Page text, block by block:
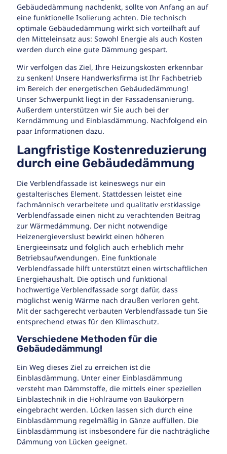
Gebäudedämmung nachdenkt, sollte von Anfang an auf
eine funktionelle Isolierung achten. Die technisch
optimale Gebäudedämmung wirkt sich vorteilhaft auf
den Mitteleinsatz aus: Sowohl Energie als auch Kosten
werden durch eine gute Dämmung gespart.
Wir verfolgen das Ziel, Ihre Heizungskosten erkennbar
zu senken! Unsere Handwerksfirma ist Ihr Fachbetrieb
im Bereich der energetischen Gebäudedämmung!
Unser Schwerpunkt liegt in der Fassadensanierung.
Außerdem unterstützen wir Sie auch bei der
Kerndämmung und Einblasdämmung. Nachfolgend ein
paar Informationen dazu.
Langfristige Kostenreduzierung
durch eine Gebäudedämmung
Die Verblendfassade ist keineswegs nur ein
gestalterisches Element. Stattdessen leistet eine
fachmännisch verarbeitete und qualitativ erstklassige
Verblendfassade einen nicht zu verachtenden Beitrag
zur Wärmedämmung. Der nicht notwendige
Heizenergieverslust bewirkt einen höheren
Energieeinsatz und folglich auch erheblich mehr
Betriebsaufwendungen. Eine funktionale
Verblendfassade hilft unterstützt einen wirtschaftlichen
Energiehaushalt. Die optisch und funktional
hochwertige Verblendfassade sorgt dafür, dass
möglichst wenig Wärme nach draußen verloren geht.
Mit der sachgerecht verbauten Verblendfassade tun Sie
entsprechend etwas für den Klimaschutz.
Verschiedene Methoden für die
Gebäudedämmung!
Ein Weg dieses Ziel zu erreichen ist die
Einblasdämmung. Unter einer Einblasdämmung
versteht man Dämmstoffe, die mittels einer speziellen
Einblastechnik in die Hohlräume von Baukörpern
eingebracht werden. Lücken lassen sich durch eine
Einblasdämmung regelmäßig in Gänze auffüllen. Die
Einblasdämmung ist insbesondere für die nachträgliche
Dämmung von Lücken geeignet.